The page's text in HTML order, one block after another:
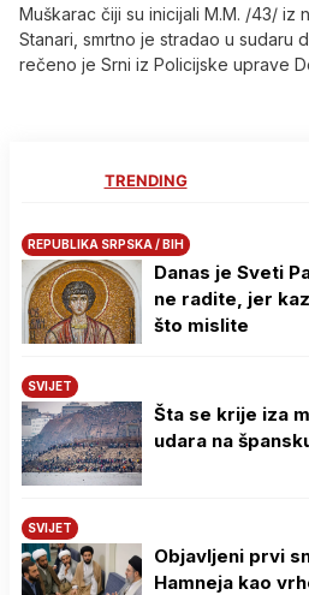
Muškarac čiji su inicijali M.M. /43/ iz
Stanari, smrtno je stradao u sudaru
rečeno je Srni iz Policijske uprave
TRENDING
REPUBLIKA SRPSKA / BIH
Danas je Sveti
ne radite, jer
što mislite
SVIJET
Šta se krije iza
udara na
SVIJET
Objavljeni prvi
Hamneja kao